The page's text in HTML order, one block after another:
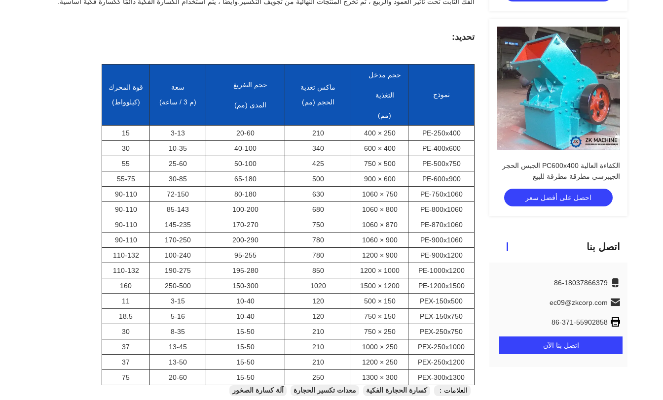
الكفاءة العالية PC600x400 الجبس الحجر
الجيبرسي مطرقة مطرقة للبيع
احصل على أفضل سعر
اتصل بنا
86-18037866379
ec09@zkcorp.com
86-371-55902858
اتصل بنا الآن
تحديد:
نموذج
حجم مدخل
التغذية
(مم)
ماكس تغذية
الحجم (مم)
حجم التفريغ
المدى (مم)
سعة
(م 3 / ساعة)
قوة المحرك
(كيلوواط)
PE-250x400
250 × 400
210
20-60
3-13
15
PE-400x600
400 × 600
340
40-100
10-35
30
PE-500x750
500 × 750
425
50-100
25-60
55
PE-600x900
600 × 900
500
65-180
30-85
55-75
PE-750x1060
750 × 1060
630
80-180
72-150
90-110
PE-800x1060
800 × 1060
680
100-200
85-143
90-110
PE-870x1060
870 × 1060
750
170-270
145-235
90-110
PE-900x1060
900 × 1060
780
200-290
170-250
90-110
PE-900x1200
900 × 1200
780
95-255
100-240
110-132
PE-1000x1200
1000 × 1200
850
195-280
190-275
110-132
PE-1200x1500
1200 × 1500
1020
150-300
250-500
160
PEX-150x500
150 × 500
120
10-40
3-15
11
PEX-150x750
150 × 750
120
10-40
5-16
18.5
PEX-250x750
250 × 750
210
15-50
8-35
30
PEX-250x1000
250 × 1000
210
15-50
13-45
37
PEX-250x1200
250 × 1200
210
15-50
13-50
37
PEX-300x1300
300 × 1300
250
15-50
20-60
75
العلامات：
كسارة الحجارة الفكية معدات تكسير الحجارة آلة كسارة الصخور